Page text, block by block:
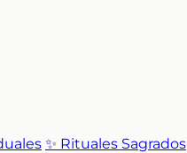
✨ Rituales Sagrados